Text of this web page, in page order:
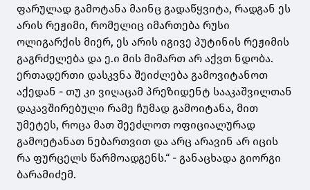
ფარულად გამოტანა მაინც გადაწყვიტა, რადგან ეს
არის რეჟიმი, რომელიც იმართება რუსი
ოლიგარქის მიერ, ეს არის იგივე პუტინის რეჟიმის
გაგრძელება და ე.ი მის მიმართ არ აქვთ ნდობა.
ერთადერთი დასკვნა შეიძლება გამოვიტანოთ
აქედან - თუ კი ვიღაცამ პრეზიდენტ სააკაშვილთან
დაკავშირებული რამე ჩუმად გამოიტანა, მით
უმეტეს, როცა მათ შეეძლოთ ოფიციალურად
გამოეტანათ ნებართვით და არც არავინ არ იცის
რა ფურცელს წარმოადგენს.“ - განაცხადა გიორგი
ბარამიძემ.